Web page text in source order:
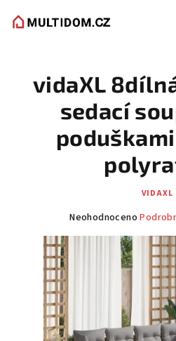
vidaXL
sedací
VIDAXL
Průměrné
Neohodnoceno